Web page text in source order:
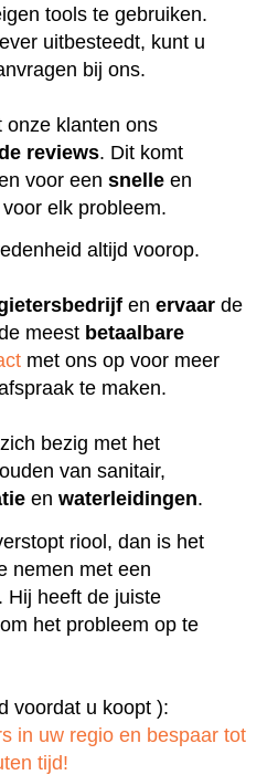
tools te gebruiken.
uitbesteedt, kunt u
bij ons.
onze klanten ons
reviews. Dit komt
voor een snelle en
voor elk probleem.
altijd voorop.
en ervaar de
meest betaalbare
met ons op voor meer
te maken.
bezig met het
van sanitair,
en waterleidingen.
riool, dan is het
nemen met een
Hij heeft de juiste
het probleem op te
voordat u koopt ):
in uw regio en bespaar tot
tijd!